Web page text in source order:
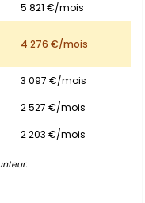
5 821 €/mois
4 276 €/mois
3 097 €/mois
2 527 €/mois
2 203 €/mois